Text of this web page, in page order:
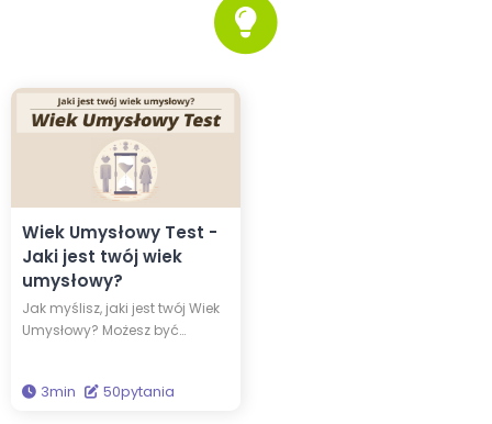
Wiek Umysłowy Test -
Jaki jest twój wiek
umysłowy?
Jak myślisz, jaki jest twój Wiek
Umysłowy? Możesz być
rzeczywista metryka, ponieważ
3min 50pytania